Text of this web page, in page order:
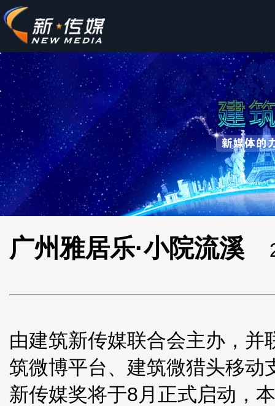
广州雅居乐·小院流溪
由建筑新传媒联合会主办，
筑微博平台、建筑微猎头移动
新传媒奖将于8月正式启动，